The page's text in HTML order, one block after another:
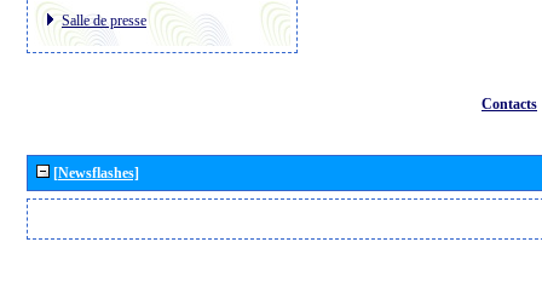
Salle de presse
Contacts
[Newsflashes]